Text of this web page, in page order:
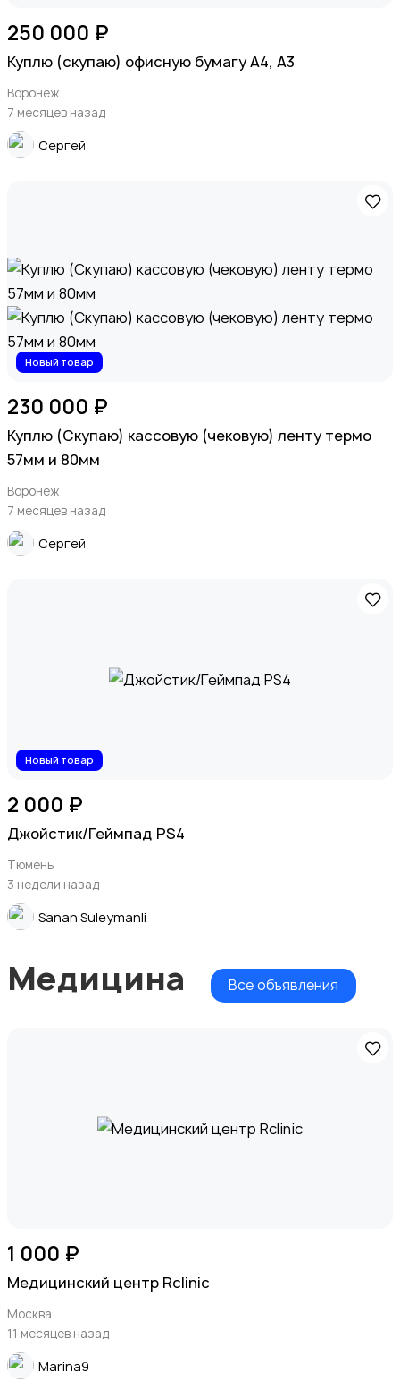
250 000 ₽
Куплю (скупаю) офисную бумагу А4, А3
Воронеж
7 месяцев назад
Сергей
Новый товар
230 000 ₽
Куплю (Скупаю) кассовую (чековую) ленту термо
57мм и 80мм
Воронеж
7 месяцев назад
Сергей
Новый товар
2 000 ₽
Джойстик/Геймпад PS4
Тюмень
3 недели назад
Sanan Suleymanli
Медицина Все объявления
1 000 ₽
Медицинский центр Rclinic
Москва
11 месяцев назад
Marina9